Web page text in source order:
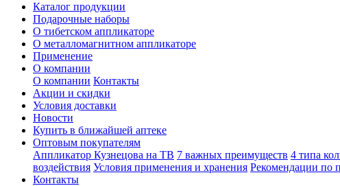
Каталог продукции
Подарочные наборы
О тибетском аппликаторе
О металломагнитном аппликаторе
Применение
О компании
О компании Контакты
Акции и скидки
Условия доставки
Новости
Купить в ближайшей аптеке
Оптовым покупателям
Аппликатор Кузнецова на ТВ 7 важных преимуществ 4 типа
воздействия Условия применения и хранения Рекомендации по
Контакты